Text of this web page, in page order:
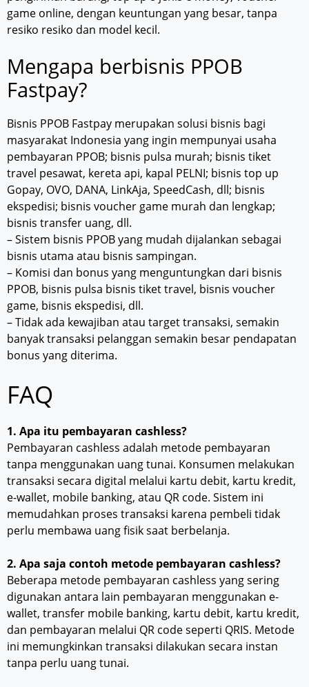
game online, dengan keuntungan yang besar, tanpa
resiko resiko dan model kecil.
Mengapa berbisnis PPOB
Fastpay?
Bisnis PPOB Fastpay merupakan solusi bisnis bagi
masyarakat Indonesia yang ingin mempunyai usaha
pembayaran PPOB; bisnis pulsa murah; bisnis tiket
travel pesawat, kereta api, kapal PELNI; bisnis top up
Gopay, OVO, DANA, LinkAja, SpeedCash, dll; bisnis
ekspedisi; bisnis voucher game murah dan lengkap;
bisnis transfer uang, dll.
– Sistem bisnis PPOB yang mudah dijalankan sebagai
bisnis utama atau bisnis sampingan.
– Komisi dan bonus yang menguntungkan dari bisnis
PPOB, bisnis pulsa bisnis tiket travel, bisnis voucher
game, bisnis ekspedisi, dll.
– Tidak ada kewajiban atau target transaksi, semakin
banyak transaksi pelanggan semakin besar pendapatan
bonus yang diterima.
FAQ
1. Apa itu pembayaran cashless?
Pembayaran cashless adalah metode pembayaran
tanpa menggunakan uang tunai. Konsumen melakukan
transaksi secara digital melalui kartu debit, kartu kredit,
e-wallet, mobile banking, atau QR code. Sistem ini
memudahkan proses transaksi karena pembeli tidak
perlu membawa uang fisik saat berbelanja.
2. Apa saja contoh metode pembayaran cashless?
Beberapa metode pembayaran cashless yang sering
digunakan antara lain pembayaran menggunakan e-
wallet, transfer mobile banking, kartu debit, kartu kredit,
dan pembayaran melalui QR code seperti QRIS. Metode
ini memungkinkan transaksi dilakukan secara instan
tanpa perlu uang tunai.